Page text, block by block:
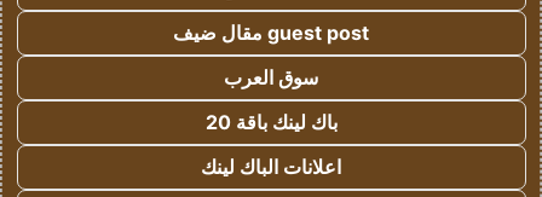
guest post مقال ضيف
سوق العرب
باك لينك باقة 20
اعلانات الباك لينك